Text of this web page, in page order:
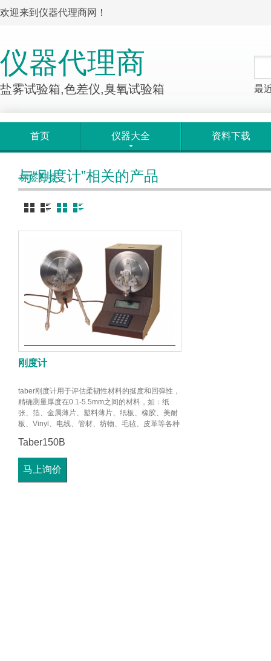
欢迎来到仪器代理商网！
仪器代理商
盐雾试验箱,色差仪,臭氧试验箱 最
首页 仪器大全 资料下载
标签归类
与“刚度计”相关的产品
刚度计
taber刚度计用于评估柔韧性材料的挺度和回弹性，
精确测量厚度在0.1-5.5mm之间的材料，如：纸
张、箔、金属薄片、塑料薄片、纸板、橡胶、美耐
板、Vinyl、电线、管材、纺物、毛毡、皮革等各种
Taber150B
马上询价